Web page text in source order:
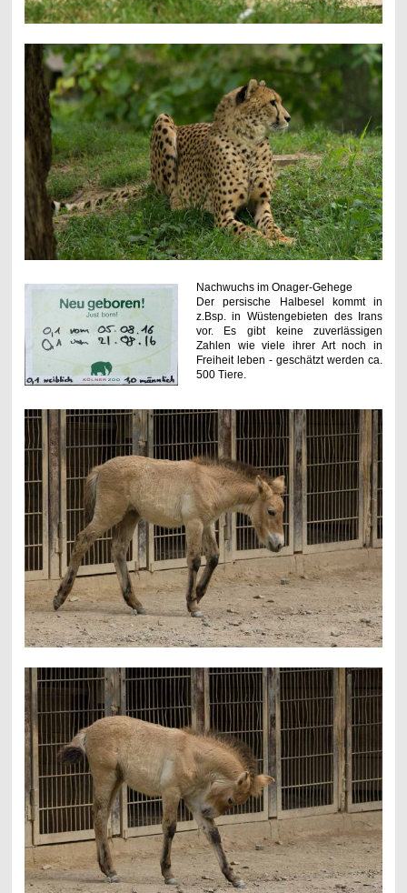
Nachwuchs im Onager-Gehege
Der persische Halbesel kommt in
z.Bsp. in Wüstengebieten des Irans
vor. Es gibt keine zuverlässigen
Zahlen wie viele ihrer Art noch in
Freiheit leben - geschätzt werden ca.
500 Tiere.